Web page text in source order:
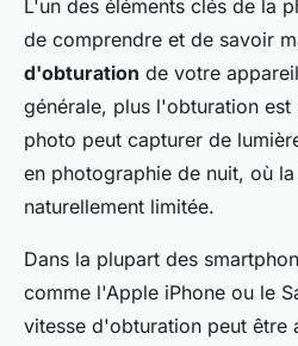
L'un des éléments clés de la
de comprendre et de savoir
d'obturation de votre
générale, plus l'obturation
photo peut capturer de
en photographie de nuit, où
naturellement limitée.
Dans la plupart des
comme l'Apple iPhone ou le
vitesse d'obturation peut être